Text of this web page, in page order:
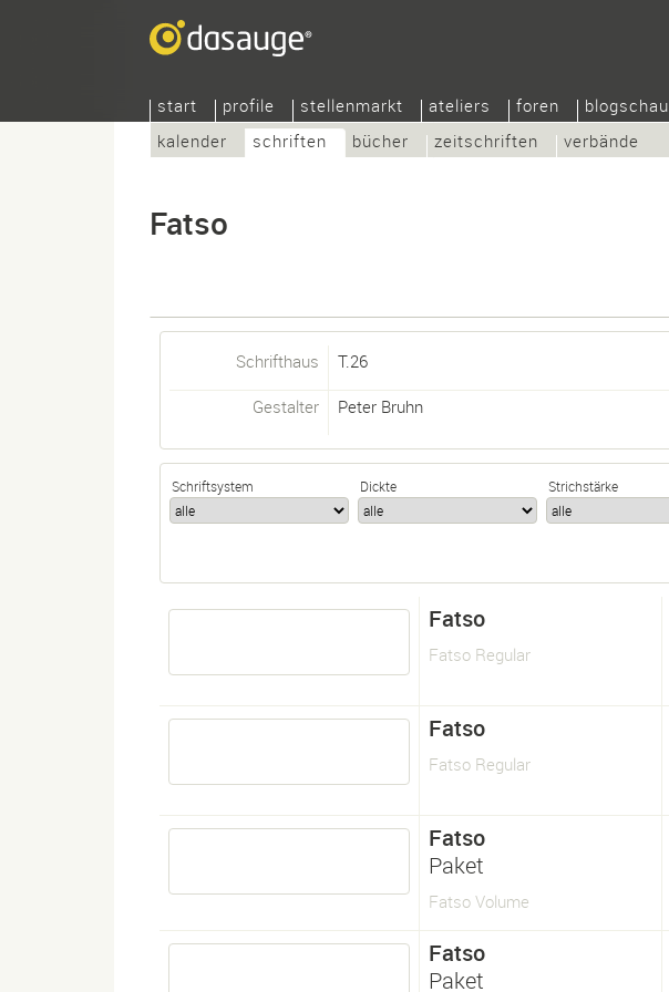
start profile stellenmarkt ateliers foren blogschau
kalender
schriften bücher zeitschriften verbände
Fatso
Schrifthaus T.26
Gestalter Peter Bruhn
Schriftsystem Dickte Strichstärke
Fatso
Fatso Regular
Fatso
Fatso Regular
Fatso
Paket
Fatso Volume
Fatso
Paket